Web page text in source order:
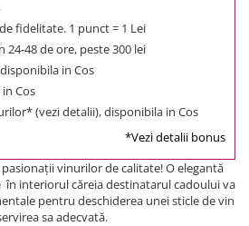
fidelitate. 1 punct = 1 Lei
24-48 de ore, peste 300 lei
in Cos
Cos
(vezi detalii), disponibila in Cos
*Vezi detalii bonus
vinurilor de calitate! O elegantă
în interiorul căreia destinatarul cadoului va
pentru deschiderea unei sticle de vin
sa adecvată.